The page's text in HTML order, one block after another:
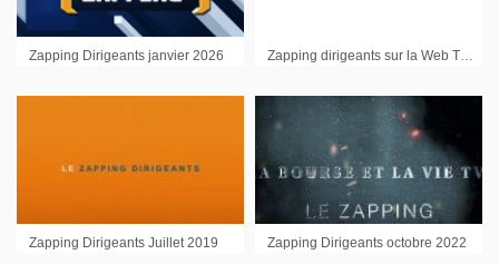
Zapping Dirigeants janvier 2026 Zapping dirigeants sur la Web TV 1er trimestre 2011
Zapping Dirigeants Juillet 2019 Zapping Dirigeants octobre 2022